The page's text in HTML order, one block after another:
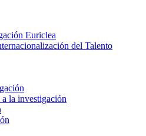
Euriclea
del Talento
la investigación